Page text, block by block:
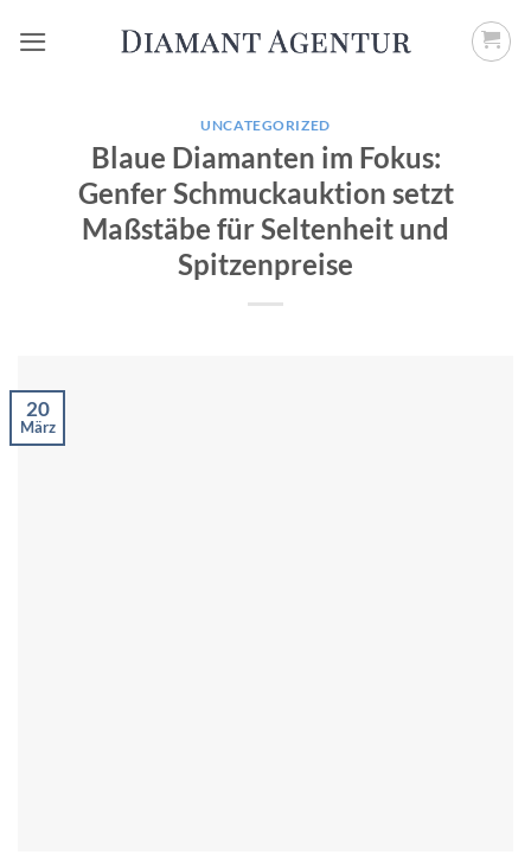
Inhalt
UNCATEGORIZED
Blaue Diamanten im Fokus:
Genfer Schmuckauktion setzt
Maßstäbe für Seltenheit und
Spitzenpreise
20
März